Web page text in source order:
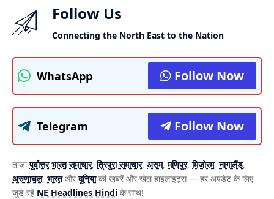
Follow Us
Connecting the North East to the Nation
WhatsApp Follow Now
Telegram Follow Now
ताज़ापूर्वोत्तर भारत समाचार,त्रिपुरा समाचार, असम,मणिपुर,मिजोरम,नागालैंड,
अरुणाचल, भारतऔरदुनियाकी खबरें और खेल हाइलाइट्स — हर अपडेट के लिए
जुड़े रहें NE Headlines Hindi के साथ!